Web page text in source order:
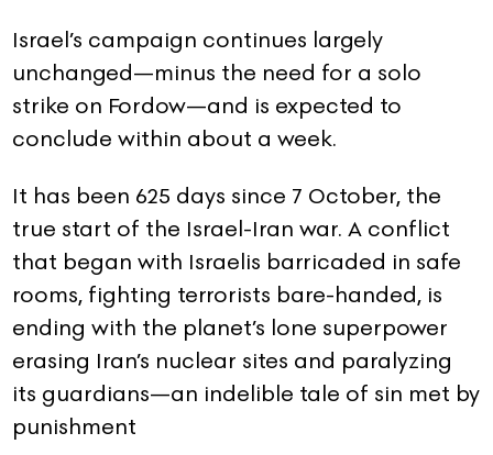
Israel’s campaign continues largely
unchanged—minus the need for a solo
strike on Fordow—and is expected to
conclude within about a week.
It has been 625 days since 7 October, the
true start of the Israel-Iran war. A conflict
that began with Israelis barricaded in safe
rooms, fighting terrorists bare-handed, is
ending with the planet’s lone superpower
erasing Iran’s nuclear sites and paralyzing
its guardians—an indelible tale of sin met by
punishment